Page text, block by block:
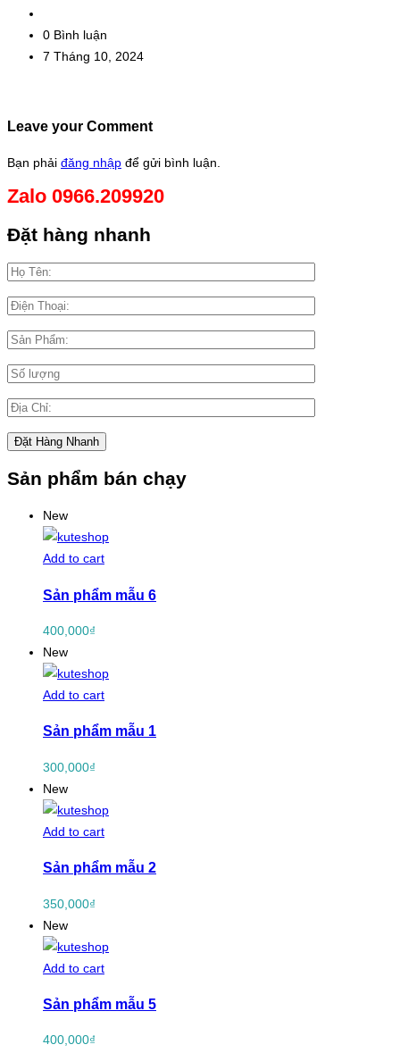
0 Bình luận
7 Tháng 10, 2024
Leave your Comment
Bạn phải đăng nhập để gửi bình luận.
Zalo 0966.209920
Đặt hàng nhanh
Sản phẩm bán chạy
New
Add to cart
Sản phẩm mẫu 6
400,000₫
New
Add to cart
Sản phẩm mẫu 1
300,000₫
New
Add to cart
Sản phẩm mẫu 2
350,000₫
New
Add to cart
Sản phẩm mẫu 5
400,000₫